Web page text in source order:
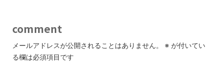
comment
メールアドレスが公開されることはありません。 ※ が付いてい
る欄は必須項目です